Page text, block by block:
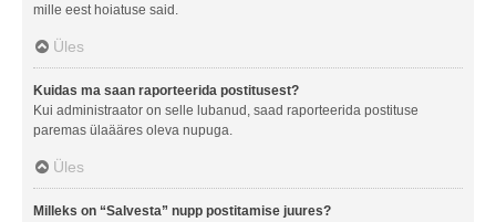
mille eest hoiatuse said.
Üles
Kuidas ma saan raporteerida postitusest?
Kui administraator on selle lubanud, saad raporteerida postituse
paremas ülaääres oleva nupuga.
Üles
Milleks on “Salvesta” nupp postitamise juures?